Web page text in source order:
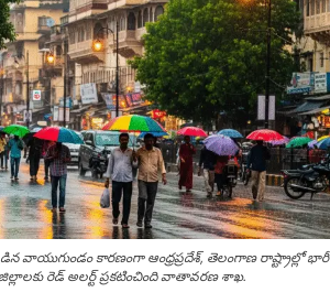
వాయుగుండం కారణంగా ఆంధ్రప్రదేశ్, తెలంగాణ రాష్ట్రాల్లో భారీ
జిల్లాలకు రెడ్ అలర్ట్ ప్రకటించింది వాతావరణ శాఖ.